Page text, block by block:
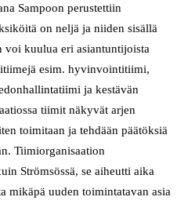
Sampoon perustettiin
on neljä ja niiden sisällä
kuulua eri asiantuntijoista
esim. hyvinvointitiimi,
ja kestävän
tiimit näkyvät arjen
toimitaan ja tehdään päätöksiä
Tiimiorganisaation
Strömsössä, se aiheutti aika
mikäpä uuden toimintatavan asia